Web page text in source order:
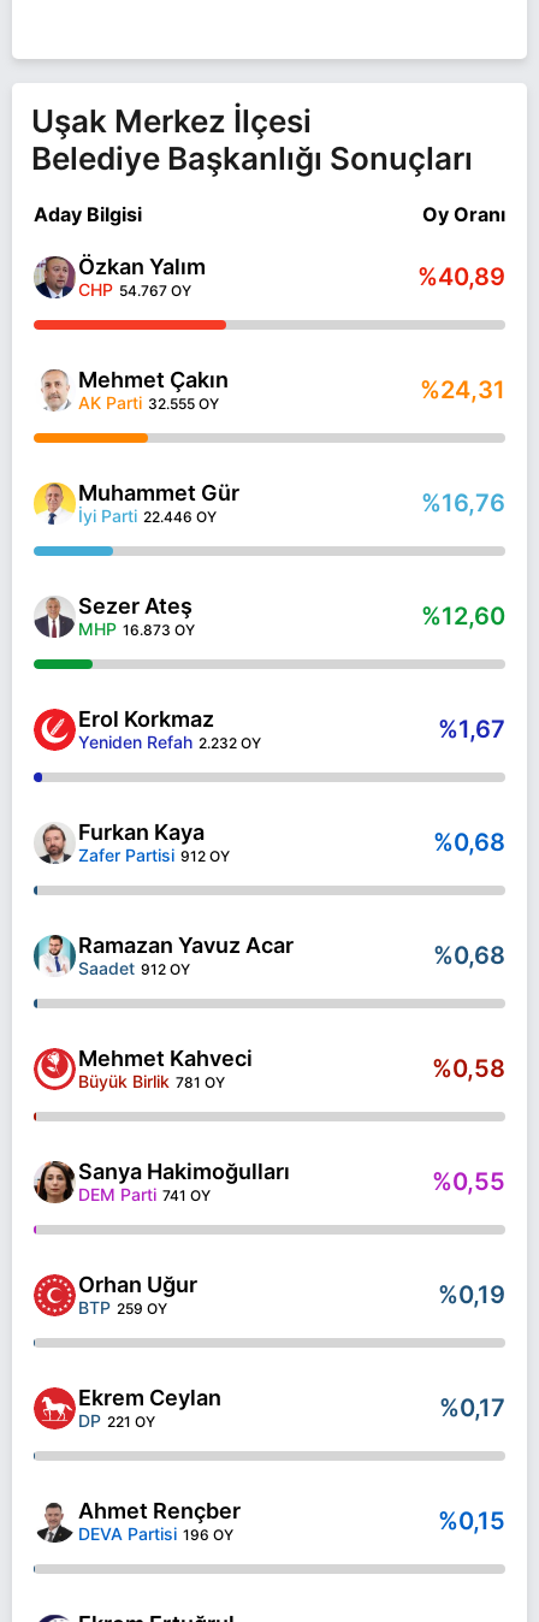
Uşak Merkez İlçesi
Belediye Başkanlığı Sonuçları
Aday Bilgisi Oy Oranı
Özkan Yalım
CHP 54.767 OY %40,89
Mehmet Çakın
AK Parti 32.555 OY %24,31
Muhammet Gür
İyi Parti 22.446 OY %16,76
Sezer Ateş
MHP 16.873 OY %12,60
Erol Korkmaz
Yeniden Refah 2.232 OY %1,67
Furkan Kaya
Zafer Partisi 912 OY %0,68
Ramazan Yavuz Acar
Saadet 912 OY %0,68
Mehmet Kahveci
Büyük Birlik 781 OY %0,58
Sanya Hakimoğulları
DEM Parti 741 OY %0,55
Orhan Uğur
BTP 259 OY %0,19
Ekrem Ceylan
DP 221 OY %0,17
Ahmet Rençber
DEVA Partisi 196 OY %0,15